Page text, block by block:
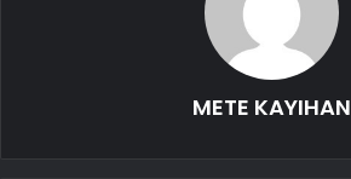
METE KAYIHAN